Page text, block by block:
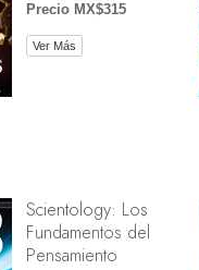
Precio MX$315
Ver Más
Scientology: Los
Fundamentos del
Pensamiento